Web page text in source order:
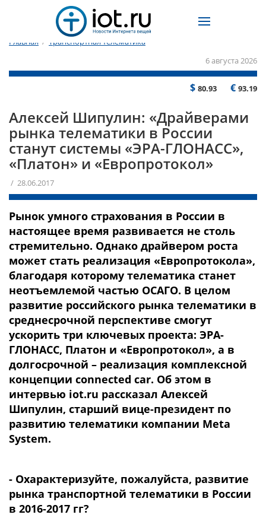
Главная /
Транспортная телематика
6 августа 2026
$ 80.93 € 93.19
Алексей Шипулин: «Драйверами
рынка телематики в России
станут системы «ЭРА-ГЛОНАСС»,
«Платон» и «Европротокол»
/ 28.06.2017
Рынок умного страхования в России в
настоящее время развивается не столь
стремительно. Однако драйвером роста
может стать реализация «Европротокола»,
благодаря которому телематика станет
неотъемлемой частью ОСАГО. В целом
развитие российского рынка телематики в
среднесрочной перспективе смогут
ускорить три ключевых проекта: ЭРА-
ГЛОНАСС, Платон и «Европротокол», а в
долгосрочной – реализация комплексной
концепции connected car. Об этом в
интервью iot.ru рассказал Алексей
Шипулин, старший вице-президент по
развитию телематики компании Meta
System.
- Охарактеризуйте, пожалуйста, развитие
рынка транспортной телематики в России
в 2016-2017 гг?